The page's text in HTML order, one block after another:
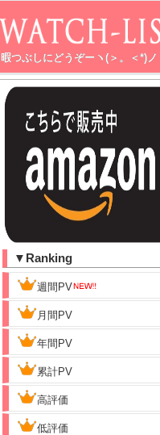
暇つぶしにどうぞーヽ(＞。＜*)ノ
▼Ranking
週間PV
月間PV
年間PV
累計PV
高評価
低評価